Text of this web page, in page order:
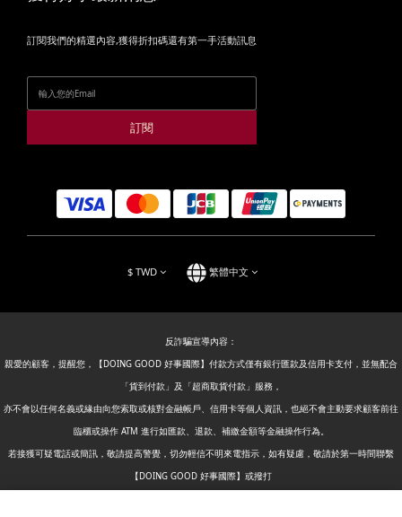
訂閱我們的精選內容,獲得折扣碼還有第一手活動訊息
訂閱
$ TWD 繁體中文
反詐騙宣導內容：
親愛的顧客，提醒您，【DOING GOOD 好事國際】付款方式僅有銀行匯款及信用卡支付，並無配合
「貨到付款」及「超商取貨付款」服務，
亦不會以任何名義或緣由向您索取或核對金融帳戶、信用卡等個人資訊，也絕不會主動要求顧客前往
臨櫃或操作 ATM 進行如匯款、退款、補繳金額等金融操作行為。
若接獲可疑電話或簡訊，敬請提高警覺，切勿輕信不明來電指示，如有疑慮，敬請於第一時間聯繫
【DOING GOOD 好事國際】或撥打